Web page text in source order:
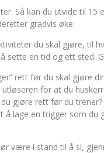
Så kan du utvide til
gradvis øke.
du skal gjøre, til
sette en tid og ett sted.
rett før du skal gjøre
for at du
gjøre rett før du
å lage en trigger som
være i stand til å si,